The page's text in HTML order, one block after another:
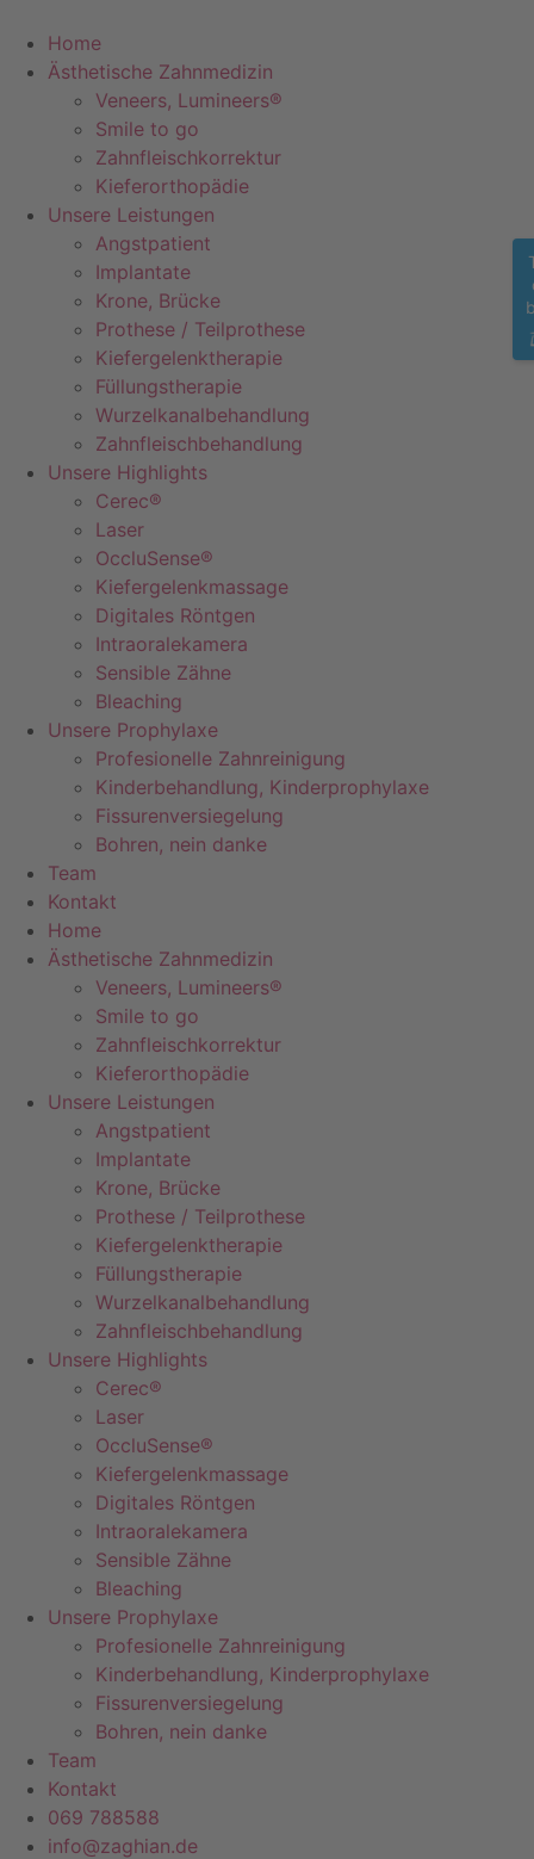
Inhalt
springen
Home
Ästhetische Zahnmedizin
Veneers, Lumineers®
Smile to go
Zahnfleischkorrektur
Kieferorthopädie
Unsere Leistungen
Angstpatient
Implantate
Krone, Brücke
Prothese / Teilprothese
Kiefergelenktherapie
Füllungstherapie
Wurzelkanalbehandlung
Zahnfleischbehandlung
Unsere Highlights
Cerec®
Laser
OccluSense®
Kiefergelenkmassage
Digitales Röntgen
Intraoralekamera
Sensible Zähne
Bleaching
Unsere Prophylaxe
Profesionelle Zahnreinigung
Kinderbehandlung, Kinderprophylaxe
Fissurenversiegelung
Bohren, nein danke
Team
Kontakt
Home
Ästhetische Zahnmedizin
Veneers, Lumineers®
Smile to go
Zahnfleischkorrektur
Kieferorthopädie
Unsere Leistungen
Angstpatient
Implantate
Krone, Brücke
Prothese / Teilprothese
Kiefergelenktherapie
Füllungstherapie
Wurzelkanalbehandlung
Zahnfleischbehandlung
Unsere Highlights
Cerec®
Laser
OccluSense®
Kiefergelenkmassage
Digitales Röntgen
Intraoralekamera
Sensible Zähne
Bleaching
Unsere Prophylaxe
Profesionelle Zahnreinigung
Kinderbehandlung, Kinderprophylaxe
Fissurenversiegelung
Bohren, nein danke
Team
Kontakt
069 788588
info@zaghian.de